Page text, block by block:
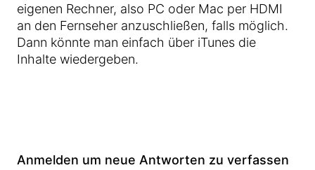
eigenen Rechner, also PC oder Mac per HDMI
an den Fernseher anzuschließen, falls möglich.
Dann könnte man einfach über iTunes die
Inhalte wiedergeben.
Anmelden um neue Antworten zu verfassen